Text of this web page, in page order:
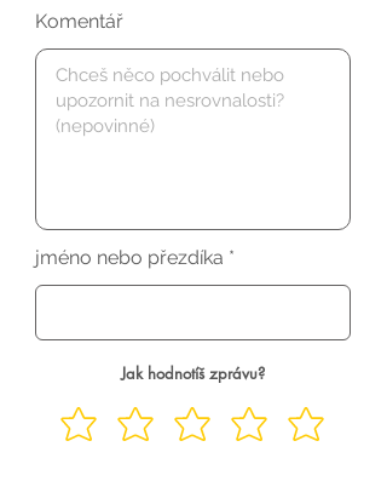
Komentář
jméno nebo přezdíka
Jak hodnotíš zprávu?